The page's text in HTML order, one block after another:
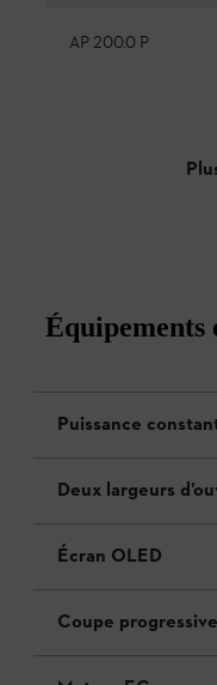
AP 200.0 P
Équipements
Puissance
Deux largeurs
Écran OLED
Coupe progressive